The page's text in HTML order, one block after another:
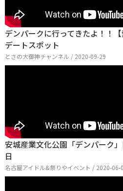
デンパークに行ってきたよ！！
デートスポット
とさの大御神チャンネル / 2020-09-29
安城産業文化公園「デンパーク
日
名古屋アイドル&祭りやイベント / 2020-06-